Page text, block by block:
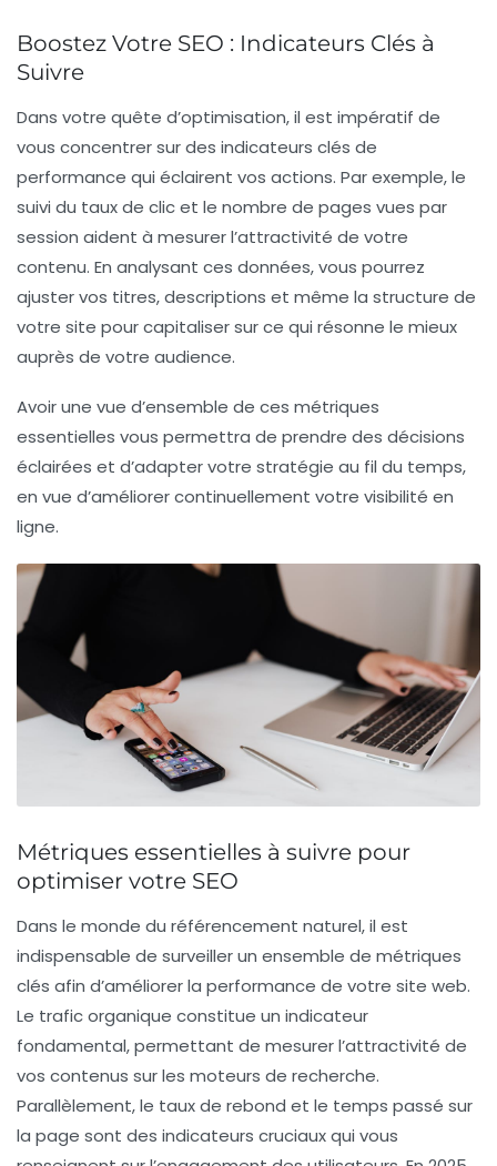
Boostez Votre SEO : Indicateurs Clés à
Suivre
Dans votre quête d’optimisation, il est impératif de
vous concentrer sur des indicateurs clés de
performance qui éclairent vos actions. Par exemple, le
suivi du taux de clicet le nombre de pages vues par
session aident à mesurer l’attractivité de votre
contenu. En analysant ces données, vous pourrez
ajuster vos titres, descriptions et même la structure de
votre site pour capitaliser sur ce qui résonne le mieux
auprès de votre audience.
Avoir une vue d’ensemble de ces métriques
essentielles vous permettra de prendre des décisions
éclairées et d’adapter votre stratégie au fil du temps,
en vue d’améliorer continuellement votre visibilité en
ligne.
Métriques essentielles à suivre pour
optimiser votre SEO
Dans le monde du référencement naturel, il est
indispensable de surveiller un ensemble de métriques
clés afin d’améliorer la performance de votre site web.
Le trafic organique constitue un indicateur
fondamental, permettant de mesurer l’attractivité de
vos contenus sur les moteurs de recherche.
Parallèlement, le taux de rebond et le temps passé sur
la page sont des indicateurs cruciaux qui vous